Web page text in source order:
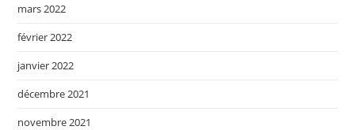
mars 2022
février 2022
janvier 2022
décembre 2021
novembre 2021